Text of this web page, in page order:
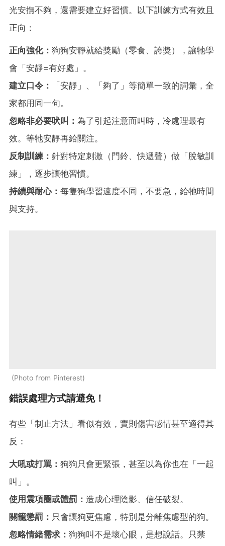
光安撫不夠，還需要建立好習慣。以下訓練方式有效且
正向：
正向強化： 狗狗安靜就給獎勵（零食、誇獎），讓牠學
會「安靜=有好處」。
建立口令：
「安靜」、「夠了」等簡單一致的詞彙，全
家都用同一句。
忽略非必要吠叫： 為了引起注意而叫時，冷處理最有
效。等牠安靜再給關注。
反制訓練： 針對特定刺激（門鈴、快遞聲）做「脫敏訓
練」，逐步讓牠習慣。
持續與耐心： 每隻狗學習速度不同，不要急，給牠時間
與支持。
Photo from Pinterest
錯誤處理方式請避免！
有些「制止方法」看似有效，實則傷害感情甚至適得其
反：
大吼或打罵： 狗狗只會更緊張，甚至以為你也在「一起
叫」。
使用震項圈或體罰： 造成心理陰影、信任破裂。
關籠懲罰： 只會讓狗更焦慮，特別是分離焦慮型的狗。
忽略情緒需求： 狗狗叫不是壞心眼，是想說話。只禁